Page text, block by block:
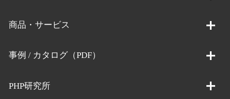
商品・サービス
事例 / カタログ（PDF）
PHP研究所